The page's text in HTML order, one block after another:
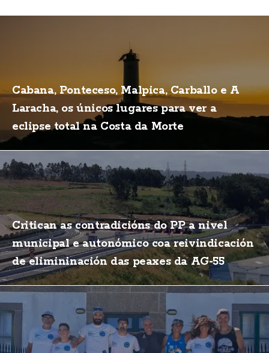
Cabana, Ponteceso, Malpica, Carballo e A
Laracha, os únicos lugares para ver a
eclipse total na Costa da Morte
Critican as contradicións do PP a nivel
municipal e autonómico coa reivindicación
de elimininación das peaxes da AG-55